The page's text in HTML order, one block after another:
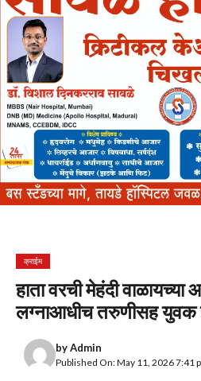
क्राईम
हाता वरची मेहंदी
लग्नाआधीच तरुणीसह युवक
byAdmin
Published On: May 11, 2026 7:41